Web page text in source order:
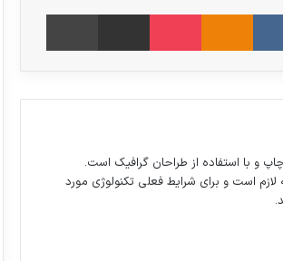
‫VKontakte
‫Odnoklassniki
پاکت اشتراک گذاری از طریق ایمیل چاپ
و با استفاده از طراحان گرافیک است.
است و برای شرایط فعلی تکنولوژی مورد